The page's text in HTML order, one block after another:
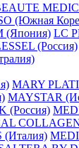
(Южная
(Япония) LC
(Россия)
MARY
MAYSTAR
(Россия)
(Италия)